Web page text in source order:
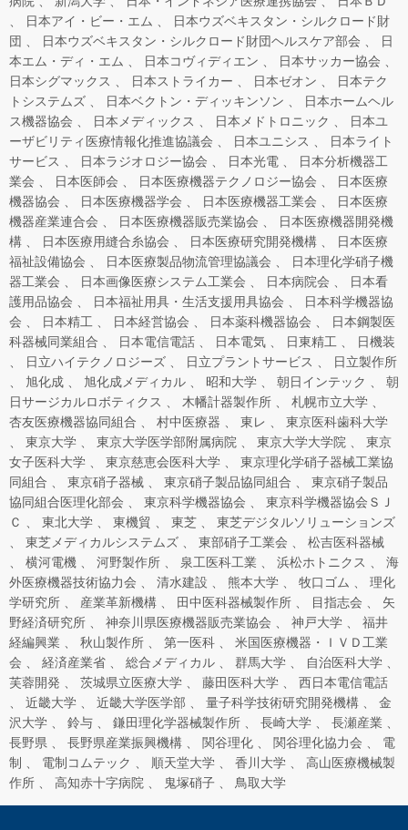
日本アイ・ビー・エム
日本ウズベキスタン・シルクロード財
団
日本ウズベキスタン・シルクロード財団ヘルスケア部会
日
本エム・ディ・エム
日本コヴィディエン
日本サッカー協会
日本シグマックス
日本ストライカー 日本ゼオン
日本テク
トシステムズ
日本ベクトン・ディッキンソン
日本ホームヘル
ス機器協会
日本メディックス 日本メドトロニック
日本ユ
ーザビリティ医療情報化推進協議会
日本ユニシス
日本ライト
サービス
日本ラジオロジー協会 日本光電
日本分析機器工
業会
日本医師会 日本医療機器テクノロジー協会
日本医療
機器協会
日本医療機器学会 日本医療機器工業会
日本医療
機器産業連合会
日本医療機器販売業協会
日本医療機器開発機
構
日本医療用縫合糸協会 日本医療研究開発機構
日本医療
福祉設備協会
日本医療製品物流管理協議会
日本理化学硝子機
器工業会
日本画像医療システム工業会 日本病院会
日本看
護用品協会
日本福祉用具・生活支援用具協会
日本科学機器協
会
日本精工 日本経営協会 日本薬科機器協会
日本鋼製医
科器械同業組合
日本電信電話 日本電気 日東精工
日機装
日立ハイテクノロジーズ
日立プラントサービス
日立製作所
旭化成
旭化成メディカル 昭和大学 朝日インテック
朝
日サージカルロボティクス
木幡計器製作所
札幌市立大学
杏友医療機器協同組合
村中医療器 東レ
東京医科歯科大学
東京大学
東京大学医学部附属病院 東京大学大学院
東京
女子医科大学
東京慈恵会医科大学
東京理化学硝子器械工業協
同組合
東京硝子器械 東京硝子製品協同組合
東京硝子製品
協同組合医理化部会
東京科学機器協会
東京科学機器協会ＳＪ
Ｃ
東北大学 東機貿 東芝
東芝デジタルソリューションズ
東芝メディカルシステムズ
東部硝子工業会
松吉医科器械
横河電機
河野製作所 泉工医科工業 浜松ホトニクス
海
外医療機器技術協力会
清水建設 熊本大学 牧口ゴム
理化
学研究所
産業革新機構 田中医科器械製作所 目指志会
矢
野経済研究所
神奈川県医療機器販売業協会 神戸大学
福井
経編興業
秋山製作所 第一医科
米国医療機器・ＩＶＤ工業
会
経済産業省 総合メディカル 群馬大学
自治医科大学
芙蓉開発
茨城県立医療大学 藤田医科大学
西日本電信電話
近畿大学
近畿大学医学部 量子科学技術研究開発機構
金
沢大学
鈴与 鎌田理化学器械製作所 長崎大学
長瀬産業
長野県
長野県産業振興機構 関谷理化 関谷理化協力会
電
制
電制コムテック 順天堂大学 香川大学
高山医療機械製
作所
高知赤十字病院 鬼塚硝子 鳥取大学